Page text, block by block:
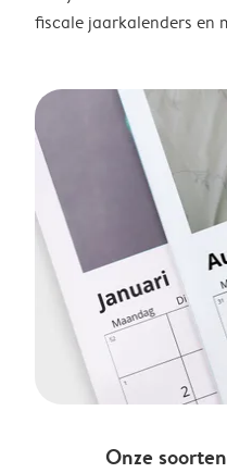
fiscale jaarkalenders en
Onze